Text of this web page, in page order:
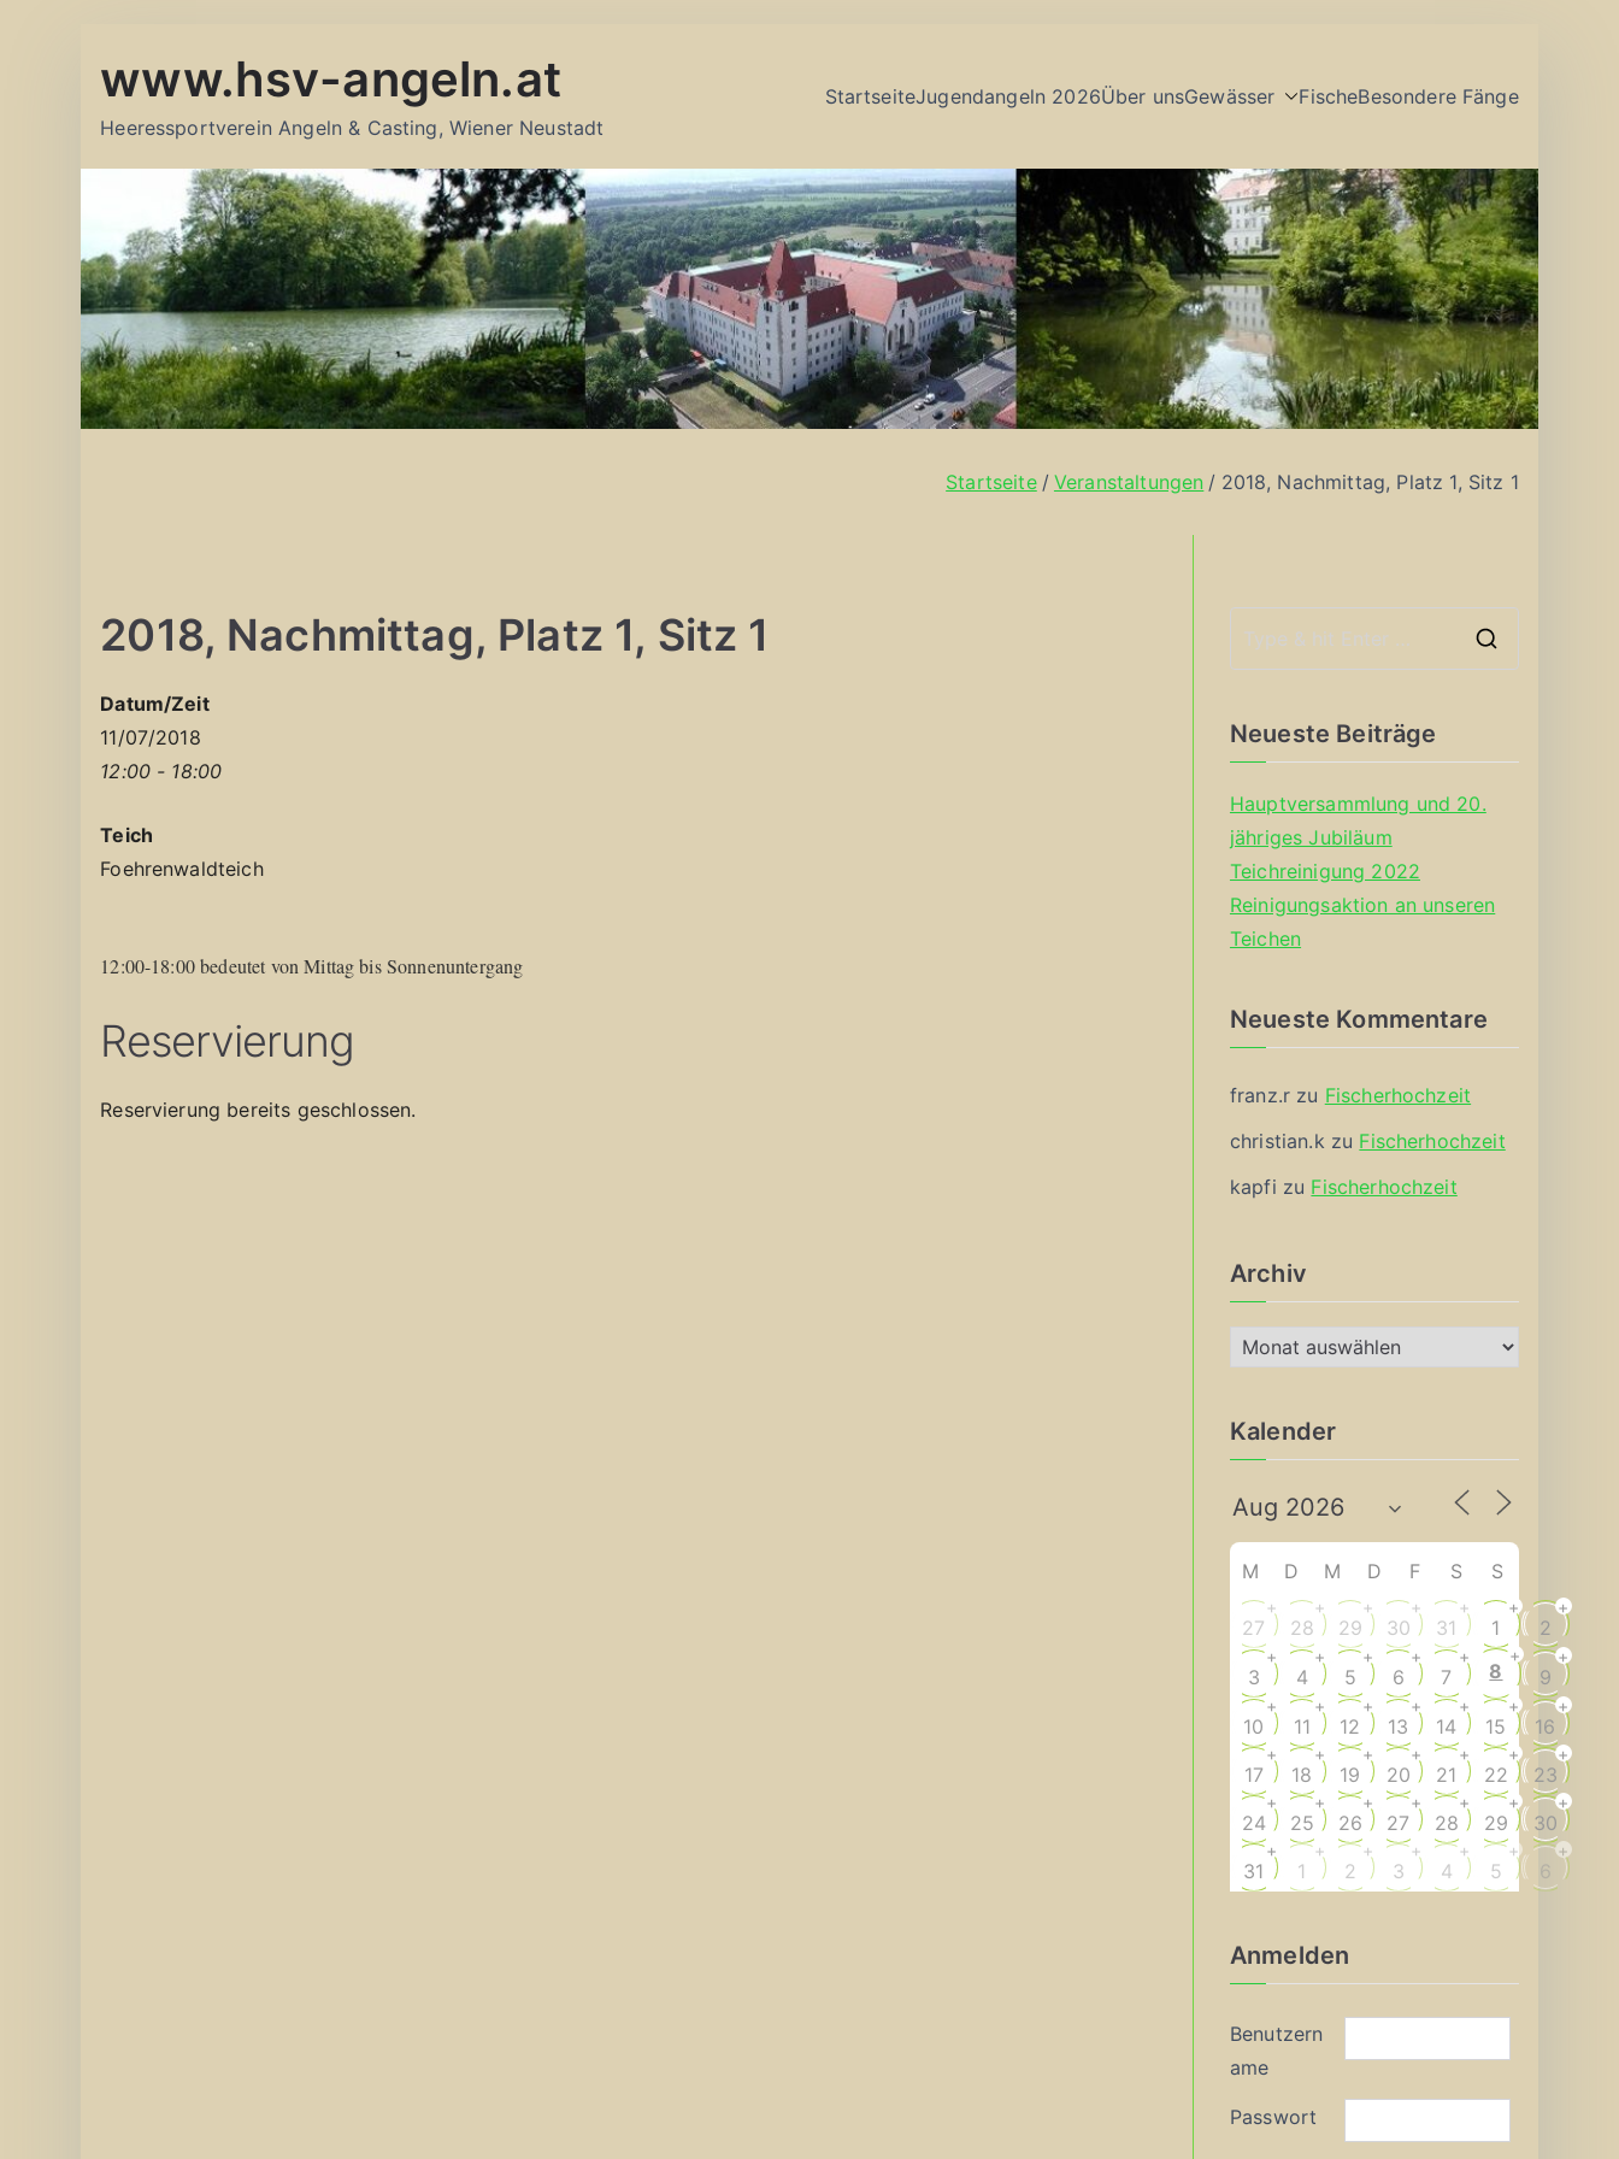
Inhalt
www.hsv-angeln.at
Heeressportverein Angeln & Casting, Wiener Neustadt
StartseiteJugendangeln 2026Über unsGewässer FischeBesondere Fänge
Startseite Veranstaltungen 2018, Nachmittag, Platz 1, Sitz 1
2018, Nachmittag, Platz 1, Sitz 1
Datum/Zeit
11/07/2018
12:00 - 18:00
Teich
Foehrenwaldteich
12:00-18:00 bedeutet von Mittag bis Sonnenuntergang
Reservierung
Reservierung bereits geschlossen.
Neueste Beiträge
Hauptversammlung und 20.
jähriges Jubiläum
Teichreinigung 2022
Reinigungsaktion an unseren
Teichen
Neueste Kommentare
franz.r zu Fischerhochzeit
christian.k zu Fischerhochzeit
kapfi zu Fischerhochzeit
Archiv
r
h
v
Kalender
M D M D F S S
27
+
28
+
29
+
30
+
31
+
1
+
2
+
3
+
4
+
5
+
6
+
7
+
8
+
9
+
10
+
11
+
12
+
13
+
14
+
15
+
16
+
17
+
18
+
19
+
20
+
21
+
22
+
23
+
24
+
25
+
26
+
27
+
28
+
29
+
30
+
31
+
1
+
2
+
3
+
4
+
5
+
6
+
Anmelden
Benutzern
ame
Passwort